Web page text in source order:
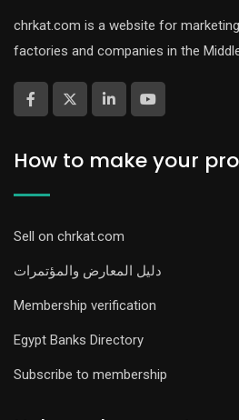
chrkat.com is a website for
factories and companies in the
How to make your
Sell on chrkat.com
دليل المعارض والمؤتمرات
Membership verification
Egypt Banks Directory
Subscribe to membership